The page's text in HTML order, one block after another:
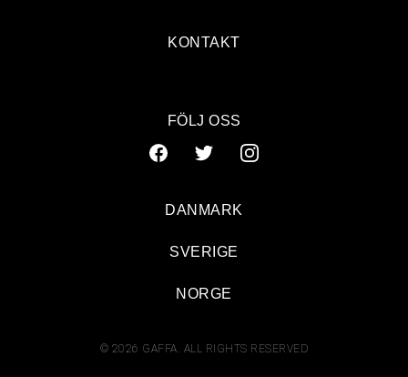
KONTAKT
FÖLJ OSS
© 2026 GAFFA. ALL RIGHTS RESERVED
DANMARK
SVERIGE
NORGE